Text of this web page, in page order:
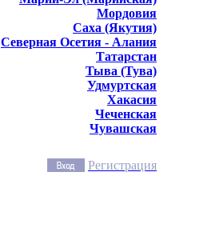
Мордовия
Саха (Якутия)
Северная Осетия - Алания
Татарстан
Тыва (Тува)
Удмуртская
Хакасия
Чеченская
Чувашская
Регистрация